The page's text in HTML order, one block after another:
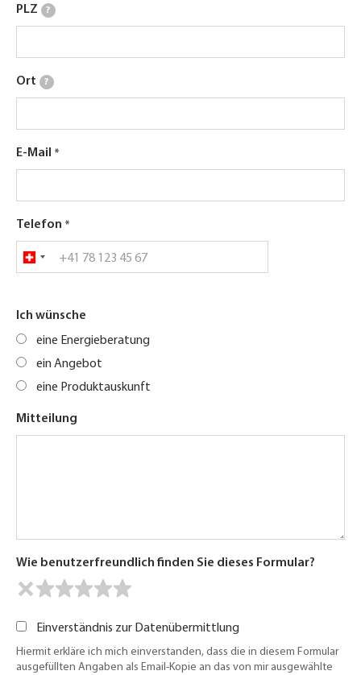
PLZ ?
Ort ?
E-Mail
Telefon
Ich wünsche
eine Energieberatung
ein Angebot
eine Produktauskunft
Mitteilung
Wie benutzerfreundlich finden Sie dieses Formular?
Einverständnis zur Datenübermittlung
Hiermit erkläre ich mich einverstanden, dass die in diesem Formular
ausgefüllten Angaben als Email-Kopie an das von mir ausgewählte